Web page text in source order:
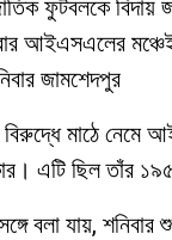
ফুটবলকে বিদায়
আইএসএলের
জামশেদপুর
মাঠে নেমে
এটি ছিল তাঁর
বলা যায়, শনিবার